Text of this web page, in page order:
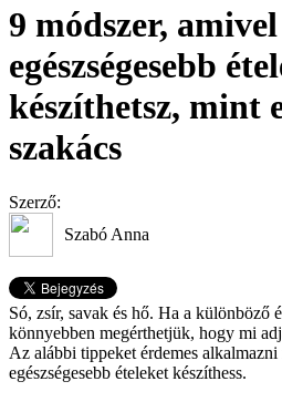
9 módszer, amivel
egészségesebb
készíthetsz, mint
szakács
Szerző:
Szabó Anna
Só, zsír, savak és hő. Ha a különböző
könnyebben megérthetjük, hogy mi
Az alábbi tippeket érdemes
egészségesebb ételeket készíthess.